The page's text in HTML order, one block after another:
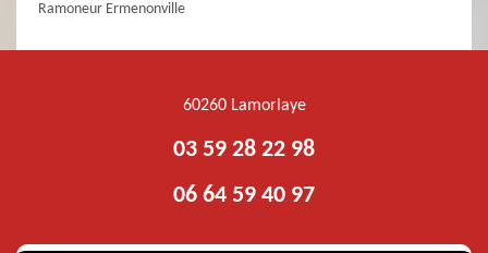
Ramoneur Ermenonville
60260 Lamorlaye
03 59 28 22 98
06 64 59 40 97